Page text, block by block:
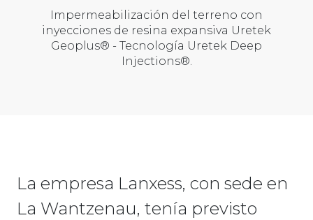
Impermeabilización del terreno con
inyecciones de resina expansiva Uretek
Geoplus® - Tecnología Uretek Deep
Injections®.
La empresa Lanxess, con sede en
La Wantzenau, tenía previsto